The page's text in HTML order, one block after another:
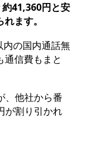
41,360円と安
ます。
の国内通話無
信費もまと
、他社から番
が割り引かれ